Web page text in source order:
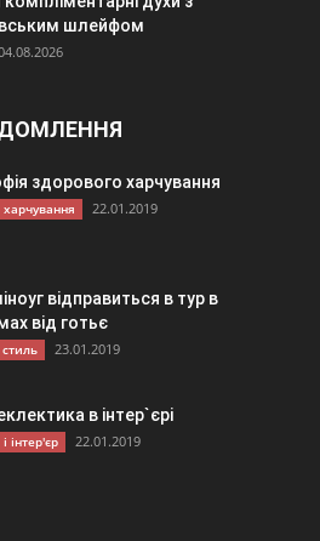
шлейфом
здорового харчування
22.01.2019
відправиться в тур в
від готьє
23.01.2019
в інтер`єрі
інтер'єр 22.01.2019